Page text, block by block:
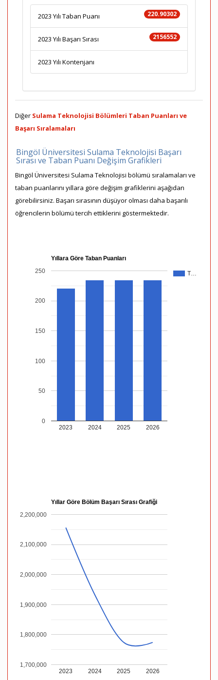
220.90302
2023 Yılı Taban Puanı
2156552
2023 Yılı Başarı Sırası
2023 Yılı Kontenjanı
Diğer Sulama Teknolojisi Bölümleri Taban Puanları ve
Başarı Sıralamaları
Bingöl Üniversitesi Sulama Teknolojisi Başarı
Sırası ve Taban Puanı Değişim Grafikleri
Bingöl Üniversitesi Sulama Teknolojisi bölümü sıralamaları ve
taban puanlarını yıllara göre değişim grafiklerini aşağıdan
görebilirsiniz. Başarı sırasının düşüyor olması daha başarılı
öğrencilerin bölümü tercih ettiklerini göstermektedir.
Yıllara Göre Taban Puanları
T…
2023 2024 2025 2026
0
50
100
150
200
250
Yıllar Göre Bölüm Başarı Sırası Grafiği
2023 2024 2025 2026
1,700,000
1,800,000
1,900,000
2,000,000
2,100,000
2,200,000